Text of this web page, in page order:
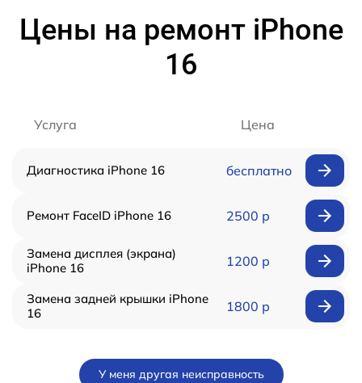
Цены на ремонт iPhone
16
Услуга Цена
Диагностика iPhone 16 бесплатно
Ремонт FaceID iPhone 16 2500 р
Замена дисплея (экрана)
iPhone 16
1200 р
Замена задней крышки iPhone
16
1800 р
У меня другая неисправность